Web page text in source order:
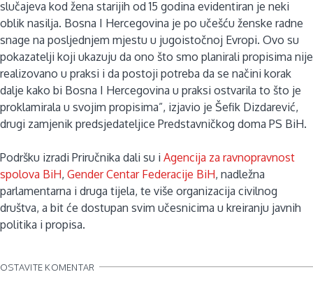
slučajeva kod žena starijih od 15 godina evidentiran je neki
oblik nasilja. Bosna I Hercegovina je po učešću ženske radne
snage na posljednjem mjestu u jugoistočnoj Evropi. Ovo su
pokazatelji koji ukazuju da ono što smo planirali propisima nije
realizovano u praksi i da postoji potreba da se načini korak
dalje kako bi Bosna I Hercegovina u praksi ostvarila to što je
proklamirala u svojim propisima”, izjavio je Šefik Dizdarević,
drugi zamjenik predsjedateljice Predstavničkog doma PS BiH.
Podršku izradi Priručnika dali su i Agencija za ravnopravnost
spolova BiH, Gender Centar Federacije BiH, nadležna
parlamentarna i druga tijela, te više organizacija civilnog
društva, a bit će dostupan svim učesnicima u kreiranju javnih
politika i propisa.
OSTAVITE KOMENTAR